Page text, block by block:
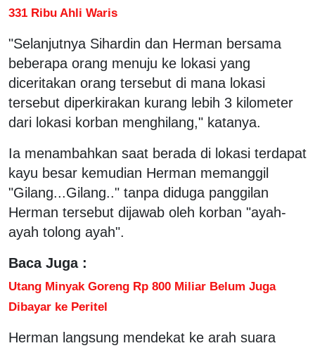
331 Ribu Ahli Waris
"Selanjutnya Sihardin dan Herman bersama
beberapa orang menuju ke lokasi yang
diceritakan orang tersebut di mana lokasi
tersebut diperkirakan kurang lebih 3 kilometer
dari lokasi korban menghilang," katanya.
Ia menambahkan saat berada di lokasi terdapat
kayu besar kemudian Herman memanggil
"Gilang...Gilang.." tanpa diduga panggilan
Herman tersebut dijawab oleh korban "ayah-
ayah tolong ayah".
Baca Juga :
Utang Minyak Goreng Rp 800 Miliar Belum Juga
Dibayar ke Peritel
Herman langsung mendekat ke arah suara